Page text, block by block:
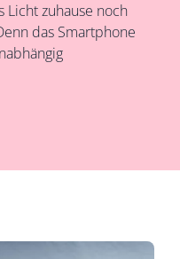
Licht zuhause noch
das Smartphone